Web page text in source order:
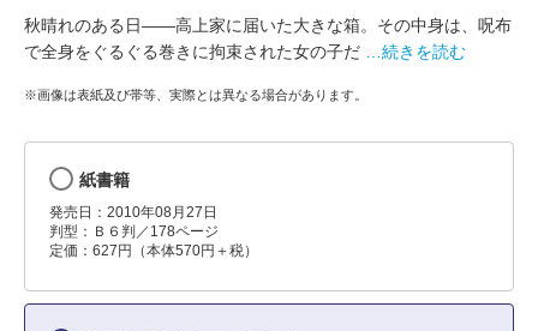
秋晴れのある日――高上家に届いた大きな箱。その中身は、呪布
で全身をぐるぐる巻きに拘束された女の子だ
…続きを読む
※画像は表紙及び帯等、実際とは異なる場合があります。
紙書籍
発売日：2010年08月27日
判型：Ｂ６判／178ページ
定価：627円（本体570円＋税）